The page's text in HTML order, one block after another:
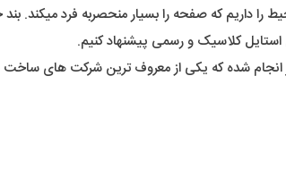
داریم که صفحه را بسیار منحصربه فرد میکند.
استایل کلاسیک و رسمی پیشنهاد کنیم.
شده که یکی از معروف ترین شرکت های